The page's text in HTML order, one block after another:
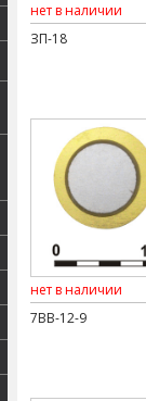
нет в наличии
ЗП-18
нет в наличии
7BB-12-9